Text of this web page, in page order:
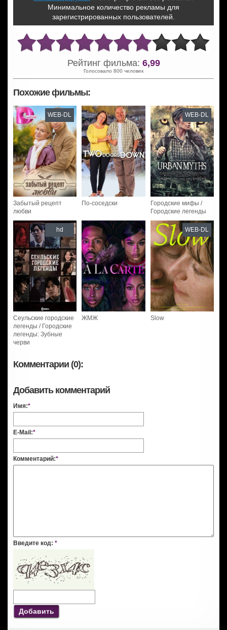
Минимальное количество рекламы для
зарегистрированных пользователей.
Рейтинг фильма: 6,99
Голосовало 800 человек
Похожие фильмы:
Забытый рецепт
любви
WEB-DL
По-соседски
Городские мифы /
Городские легенды
WEB-DL
Сеульские городские
легенды / Городские
легенды: Зубные
черви
hd
ЖМЖ Slow
WEB-DL
Комментарии (0):
Добавить комментарий
Имя:*
E-Mail:*
Комментарий:*
Введите код: *
Добавить